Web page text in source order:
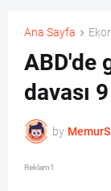
Ana Sayfa
ABD'de
davası
by
Reklam1